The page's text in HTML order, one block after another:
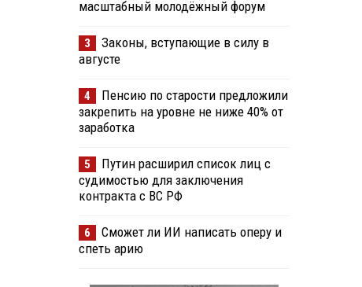
масштабный молодёжный форум
3
Законы, вступающие в силу в
августе
4
Пенсию по старости предложили
закрепить на уровне не ниже 40% от
заработка
5
Путин расширил список лиц с
судимостью для заключения
контракта с ВС РФ
6
Сможет ли ИИ написать оперу и
спеть арию